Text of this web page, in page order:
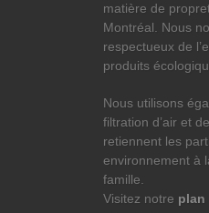
matière de
Montréal. Nous
respectueux de
produits
Nous utilisons
filtration d’air et
retiennent les
environnement à
famille.
Visitez notre plan